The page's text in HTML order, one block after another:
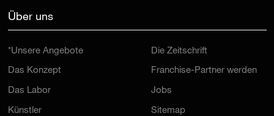
Über uns
*Unsere Angebote
Das Konzept
Das Labor
Künstler
Die Zeitschrift
Franchise-Partner werden
Jobs
Sitemap